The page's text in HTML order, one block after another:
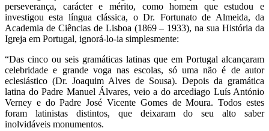
perseverança, carácter e mérito, como homem que estudou e
investigou esta língua clássica, o Dr. Fortunato de Almeida, da
Academia de Ciências de Lisboa (1869 – 1933), na sua História da
Igreja em Portugal, ignorá-lo-ia simplesmente:
“Das cinco ou seis gramáticas latinas que em Portugal alcançaram
celebridade e grande voga nas escolas, só uma não é de autor
eclesiástico (Dr. Joaquim Alves de Sousa). Depois da gramática
latina do Padre Manuel Álvares, veio a do arcediago Luís António
Verney e do Padre José Vicente Gomes de Moura. Todos estes
foram latinistas distintos, que deixaram do seu alto saber
inolvidáveis monumentos.